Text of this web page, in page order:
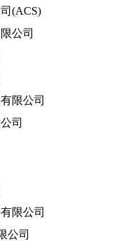
(ACS)
公司
限公司
司
限公司
公司